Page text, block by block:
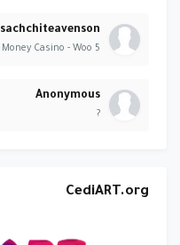
sachchiteavenson
5 steps to play Slots on a Real Money Casino - Woo...
Anonymous
?
CediART.org